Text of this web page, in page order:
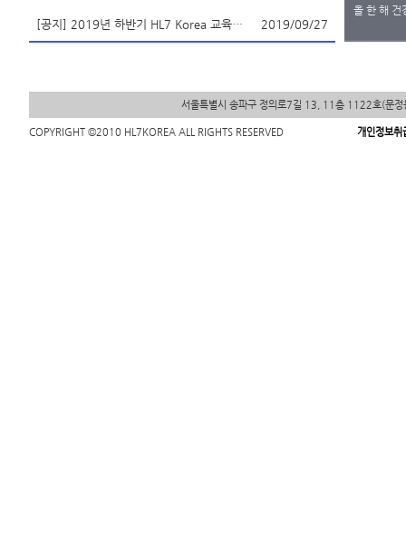
[공지] 2019년 하반기 HL7 Korea 교육행사 안내 (2019.10.11 금요일 13:00 ~ 17:00) 2019/09/27
올 한 해 건
서울특별시 송파구 정의로7길 13, 11층 1122호(문정
COPYRIGHT ©2010 HL7KOREA ALL RIGHTS RESERVED 개인정보취